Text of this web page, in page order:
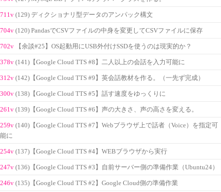
711v (129) ディクショナリ型データのアンパック構文
704v (120) PandasでCSVファイルの中身を変更してCSVファイルに保存
702v 【余談#25】OS起動用にUSB外付けSSDを使うのは現実的か？
378v (141)【Google Cloud TTS #8】二人以上の会話を入力可能に
312v (142)【Google Cloud TTS #9】英会話教材を作る。（一先ず完成）
300v (138)【Google Cloud TTS #5】話す速度をゆっくりに
261v (139)【Google Cloud TTS #6】声の大きさ、声の高さを変える。
259v (140)【Google Cloud TTS #7】Webブラウザ上で話者（Voice）を指定可
能に
254v (137)【Google Cloud TTS #4】WEBブラウザから実行
247v (136)【Google Cloud TTS #3】自前サーバー側の準備作業（Ubuntu24）
246v (135)【Google Cloud TTS #2】Google Cloud側の準備作業